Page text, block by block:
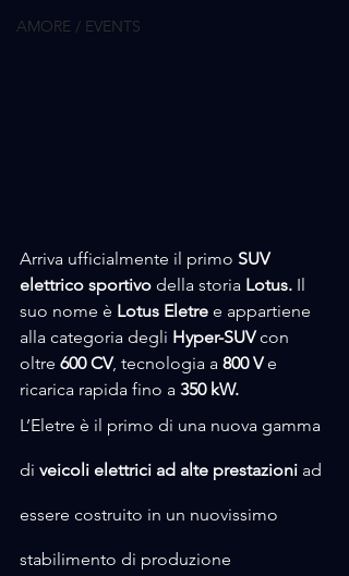
AMORE / EVENTS
Arriva ufficialmente il primo SUV
elettrico sportivo della storia Lotus. Il
suo nome è Lotus Eletre e appartiene
alla categoria degli Hyper-SUV con
oltre 600 CV, tecnologia a 800 V e
ricarica rapida fino a 350 kW.
L’Eletre è il primo di una nuova gamma
di veicoli elettrici ad alte prestazioni ad
essere costruito in un nuovissimo
stabilimento di produzione